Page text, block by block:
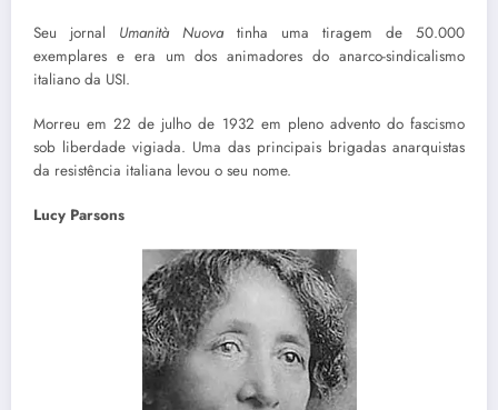
Seu jornal Umanità Nuovatinha uma tiragem de 50.000
exemplares e era um dos animadores do anarco-sindicalismo
italiano da USI.
Morreu em 22 de julho de 1932 em pleno advento do fascismo
sob liberdade vigiada. Uma das principais brigadas anarquistas
da resistência italiana levou o seu nome.
Lucy Parsons